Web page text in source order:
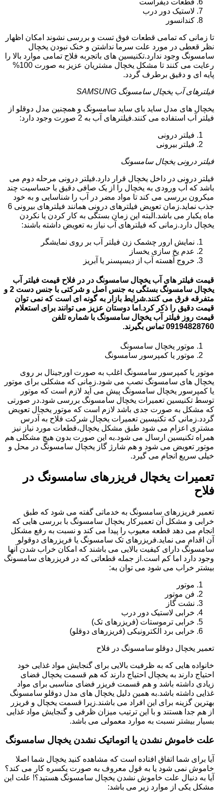
لاستیک دور درب
کندانسور
تا زمانی که تمامی قطعات فوق تست و بررسی نشوند امکان اظهار
نظر قعطی در مورد علت سرما نداشتن و خنک نبودن یخچال
سامسونگ وجود ندارد.تکنیسین های باتجربه فلاح تمامی موارد بالا را
رعایت می کنند تا مشکل یخچال مشتریان عزیز به صورت 100%
پایه ای و دقیق برطرف گردد.
فیلترهای آب یخچال سامسونگ SAMSUNG
یخچال های مدل ساید بای ساید سامسونگ و همچنین مدل دوقلو از
فیلتر آب استفاده می کنند.فیلترهای آب به 2 صورت وجود دارد:
فیلتر درونی
فیلتر بیرونی
فیلتر درونی یخچال سامسونگ
فیلتر درونی در داخل یخچال قرار دارد.فیلتر درونی مرحله دوم می
باشد که آب ورودی به یخچال را از یک صافی دقیق با حساسیت چند
میکرون بررسی می کند تا مواد مضر در آب را شناسایی و به خود
جذب نماید.زمان تعویض فیلترهای درونی همانند فیلترهای بیرونی 6
ماه یکبار می باشد.البته این زمان بستگی به کار کردن یا نکردن
یخچال دارد.زمانی که فیلترهای آب نیاز به تعویض داشته باشند:
نمایش ارور چشمک زن فیلتر آب بر روی نمایشگر
عدم یخ سازی یخساز
خروج آهسته آب از دیسپسنر یا آبریز
قیمت فیلتر های آب یخچال سامسونگ در در فلاح قیمت فیلتر آب
یخچال سامسونگ بستگی به جنس اصل و شرکتی با جنس دست 2 و
متفرقه فرق می کنند.شرایط بازار به گونه ای است که نمی توان
قیمت دقیق را ذکر کرد.اما دوستان عزیز می توانند برای استعلام
قیمت روز فیلتر آب یخچال سامسونگ با شماره تلفن
09194828760 تماس بگیرند.
موتور یخچال سامسونگ
موتور یا کمپرسور سامسونگ
موتور یا کمپرسور سامسونگ اغلب به صورت اورجینال بر روی
یخچال های سامسونگ نصب می شود.زمانی که مشکلی برای موتور
یا کمپرسور یخچال سامسونگ پیش می آید لازم است که موتور
توسط تکنیسین تعمیرات یخچال سامسونگ بررسی شود.در صورتی
که مشکل به صورت جدی باشد لازم است که موتور یخچال تعویض
گردد.زمانی که تکنیسین تعمیرات یخچال شرکت فلاح به آدرس
مشتری اعزام می شود طبق مشکل یخچال،قطعات مورد نیاز نیز
همراه تکنیسین ارسال می شود.به این صورت بدون هیچ مشکلی هم
موتور تعویض می شود و هم شارژ گاز یخچال سامسونگ در محل و
خیلی سریع انجام می گیرد.
تعمیرات یخچال فریزرهای سامسونگ در
فلاح
تعمیر فریزرهای سامسونگ به خدماتی گفته می شود که طبق
خرابی و مشکل آن تعمیرکار یخچال سامسونگ با بررسی هایی که
انجام می دهد قطعه معیوب را پیدا می کند و نسبت به رفع مشکل
آن اقدام می نماید.فریزرهای تک سامسونگ یا فریزرهای دوقولو
سامسونگ دارای کیفیت بالایی می باشند که امکان خراب شدن آنها
وجود دارد اما کم است.از جمله قطعاتی که در فریزرهای سامسونگ
بیشتر خراب می شود می توان به:
موتور
فن موتور
نشت گاز
خرابی لاستیک دور درب
خرابی ترموستات (فریزرهای تک)
خرابی برد الکترونیکی (فریزرهای دوقلو)
تعمیر یخچال دوقلو سامسونگ در فلاح
خانواده هایی که به ظرفیت بالایی برای گنجایش مواد غذایی خود
احتیاج دارند به یخچال احتیاج دارند که هم قسمت یخچال فضای
زیادی داشته باشد و هم قسمت فریزر فضای مناسبی برای مواد
غذایی داشته باشد.به همین دلیل یخچال های مدل دوقلو سامسونگ
بهترین گزینه برای این افراد می باشند.زیرا قسمت یخچال و فریزر
از هم جدا هستند و با این ترتیب میزان ظرفی و گنجایش مواد غذایی
بسیار بیشتر نسبت به موارد معمولی می باشد.
علت خاموش نشدن یا اتوماتیک نشدن یخچال سامسونگ
آیا برای شما اتفاق افتاده است که مشاهده کنید یخچال شما اصلا
خاموش نمی شود یا به قول معروف به صورت یکسره کار می کند؟
آیا به دنبال علت خاموش نشدن یخچال سامسونگ هستید؟! علت این
مشکل یکی از موارد زیر می باشد: